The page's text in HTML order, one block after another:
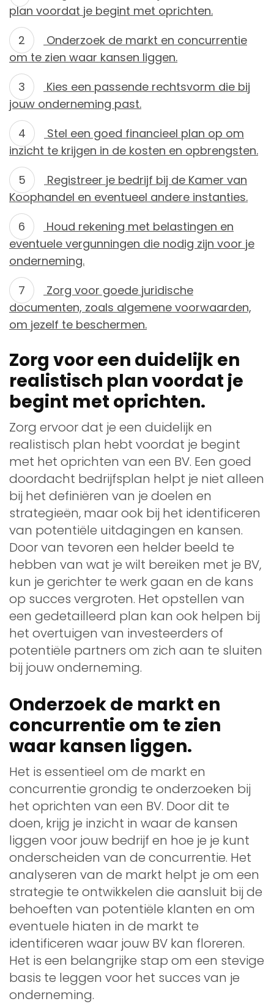
plan voordat je begint met oprichten.
Onderzoek de markt en concurrentie
om te zien waar kansen liggen.
Kies een passende rechtsvorm die bij
jouw onderneming past.
Stel een goed financieel plan op om
inzicht te krijgen in de kosten en opbrengsten.
Registreer je bedrijf bij de Kamer van
Koophandel en eventueel andere instanties.
Houd rekening met belastingen en
eventuele vergunningen die nodig zijn voor je
onderneming.
Zorg voor goede juridische
documenten, zoals algemene voorwaarden,
om jezelf te beschermen.
Zorg voor een duidelijk en
realistisch plan voordat je
begint met oprichten.
Zorg ervoor dat je een duidelijk en
realistisch plan hebt voordat je begint
met het oprichten van een BV. Een goed
doordacht bedrijfsplan helpt je niet alleen
bij het definiëren van je doelen en
strategieën, maar ook bij het identificeren
van potentiële uitdagingen en kansen.
Door van tevoren een helder beeld te
hebben van wat je wilt bereiken met je BV,
kun je gerichter te werk gaan en de kans
op succes vergroten. Het opstellen van
een gedetailleerd plan kan ook helpen bij
het overtuigen van investeerders of
potentiële partners om zich aan te sluiten
bij jouw onderneming.
Onderzoek de markt en
concurrentie om te zien
waar kansen liggen.
Het is essentieel om de markt en
concurrentie grondig te onderzoeken bij
het oprichten van een BV. Door dit te
doen, krijg je inzicht in waar de kansen
liggen voor jouw bedrijf en hoe je je kunt
onderscheiden van de concurrentie. Het
analyseren van de markt helpt je om een
strategie te ontwikkelen die aansluit bij de
behoeften van potentiële klanten en om
eventuele hiaten in de markt te
identificeren waar jouw BV kan floreren.
Het is een belangrijke stap om een stevige
basis te leggen voor het succes van je
onderneming.